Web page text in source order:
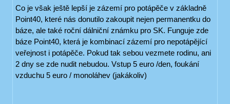
Co je však ještě lepší je zázemí pro potápěče v základně
Point40, které nás donutilo zakoupit nejen permanentku do
báze, ale také roční dálniční známku pro SK. Funguje zde
báze Point40, která je kombinací zázemí pro nepotápějící
veřejnost i potápěče. Pokud tak sebou vezmete rodinu, ani
2 dny se zde nudit nebudou. Vstup 5 euro /den, foukání
vzduchu 5 euro / monoláhev (jakákoliv)